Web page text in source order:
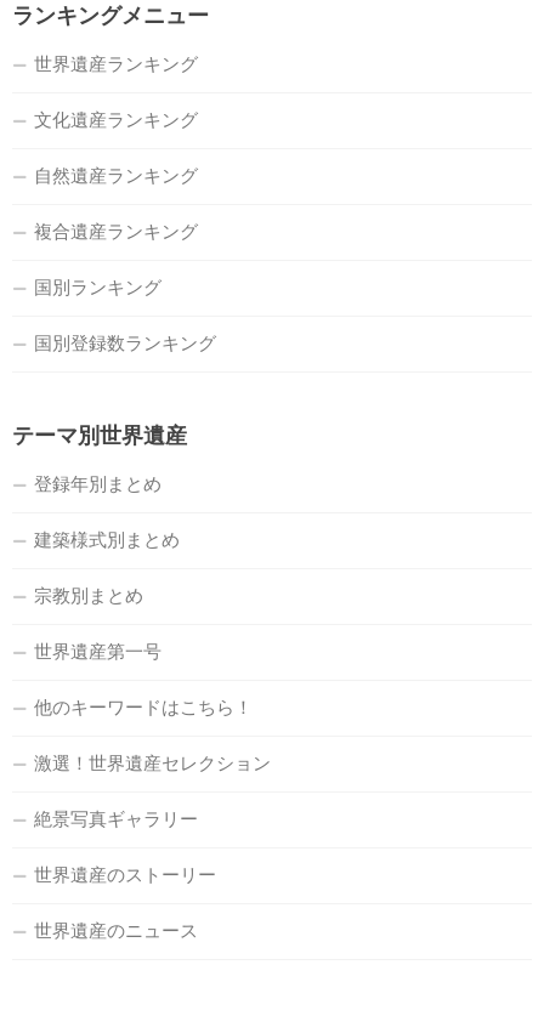
ランキングメニュー
世界遺産ランキング
文化遺産ランキング
自然遺産ランキング
複合遺産ランキング
国別ランキング
国別登録数ランキング
テーマ別世界遺産
登録年別まとめ
建築様式別まとめ
宗教別まとめ
世界遺産第一号
他のキーワードはこちら！
激選！世界遺産セレクション
絶景写真ギャラリー
世界遺産のストーリー
世界遺産のニュース